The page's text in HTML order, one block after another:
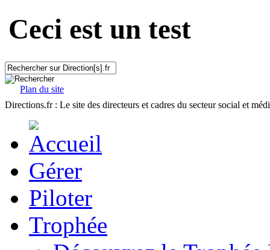
Ceci est un test
Plan du site
Directions.fr : Le site des directeurs et cadres du secteur social et
Gérer
Piloter
Trophée